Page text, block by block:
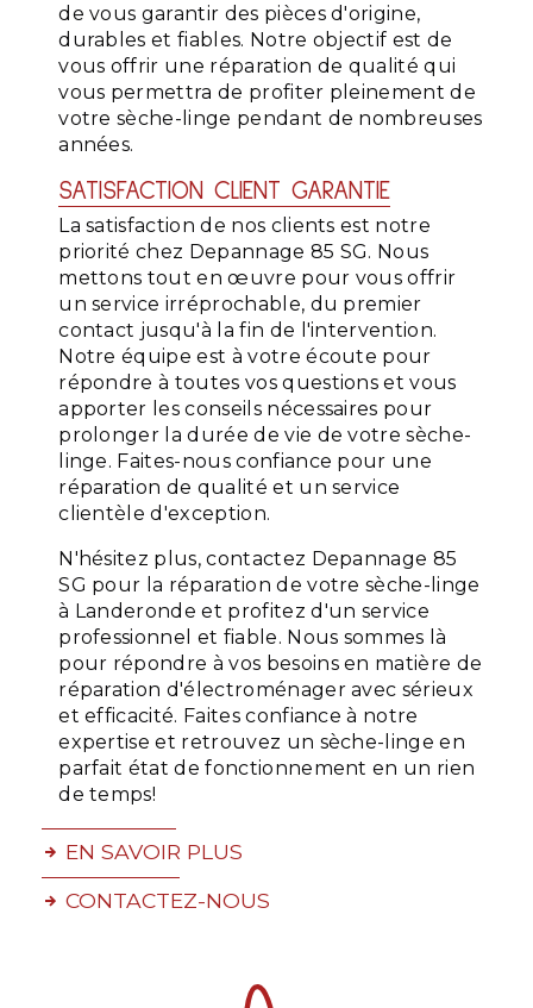
de vous garantir des pièces d'origine,
durables et fiables. Notre objectif est de
vous offrir une réparation de qualité qui
vous permettra de profiter pleinement de
votre sèche-linge pendant de nombreuses
années.
SATISFACTION CLIENT GARANTIE
La satisfaction de nos clients est notre
priorité chez Depannage 85 SG. Nous
mettons tout en œuvre pour vous offrir
un service irréprochable, du premier
contact jusqu'à la fin de l'intervention.
Notre équipe est à votre écoute pour
répondre à toutes vos questions et vous
apporter les conseils nécessaires pour
prolonger la durée de vie de votre sèche-
linge. Faites-nous confiance pour une
réparation de qualité et un service
clientèle d'exception.
N'hésitez plus, contactez Depannage 85
SG pour la réparation de votre sèche-linge
à Landeronde et profitez d'un service
professionnel et fiable. Nous sommes là
pour répondre à vos besoins en matière de
réparation d'électroménager avec sérieux
et efficacité. Faites confiance à notre
expertise et retrouvez un sèche-linge en
parfait état de fonctionnement en un rien
de temps!
EN SAVOIR PLUS
CONTACTEZ-NOUS